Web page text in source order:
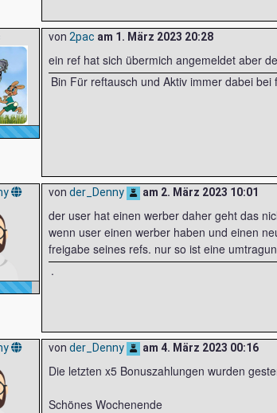
von 2pac am 1. März 2023 20:28
ein ref hat sich übermich angemeldet aber
Bin Für reftausch und Aktiv immer dabei
von der_Denny am 2. März 2023 10:01
der user hat einen werber daher geht das
wenn user einen werber haben und einen
freigabe seines refs. nur so ist eine
.
von der_Denny am 4. März 2023 00:16
Die letzten x5 Bonuszahlungen wurden
Schönes Wochenende